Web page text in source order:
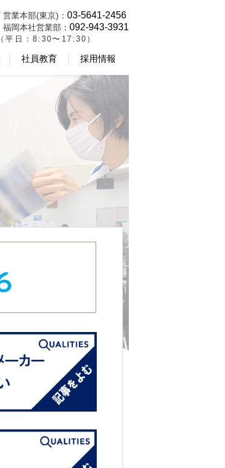
営業本部(東京)： 03-5641-2456
福岡本社営業部： 092-943-3931
（平日：8:30〜17:30）
社員教育 採用情報